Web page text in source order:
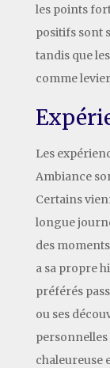
les points
positifs sont
tandis que
comme
Les
Ambiance
Certains
longue
des
a sa propre
préférés
ou ses
chaleureuse